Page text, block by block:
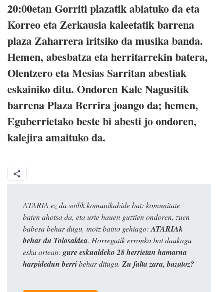
20:00etan Gorriti plazatik abiatuko da eta
Korreo eta Zerkausia kaleetatik barrena
plaza Zaharrera iritsiko da musika banda.
Hemen, abesbatza eta herritarrekin batera,
Olentzero eta Mesias Sarritan abestiak
eskainiko ditu. Ondoren Kale Nagusitik
barrena Plaza Berrira joango da; hemen,
Eguberrietako beste bi abesti jo ondoren,
kalejira amaituko da.
ATARIA ez da soilik komunikabide bat: komunitate
baten ahotsa da, eta urte hauen guztien ondoren, zuen
babesa behar dugu, inoiz baino gehiago: ATARIAk
behar du Tolosaldea. Horregatik erronka bat daukagu
esku artean: gure eskualdeko 28 herrietan hamarna
harpidedun berribehar ditugu. Zu falta zara, bazatoz?